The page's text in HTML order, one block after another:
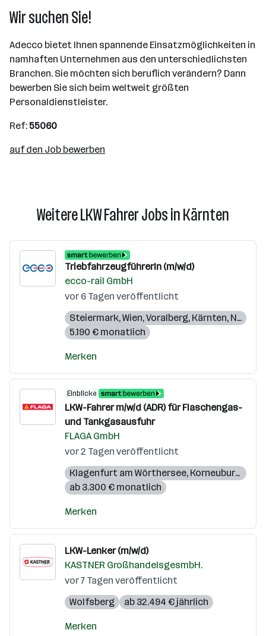
Wir suchen Sie!
Adecco bietet Ihnen spannende Einsatzmöglichkeiten in
namhaften Unternehmen aus den unterschiedlichsten
Branchen. Sie möchten sich beruflich verändern? Dann
bewerben Sie sich beim weltweit größten
Personaldienstleister.
Ref: 55060
auf den Job bewerben
Weitere LKW Fahrer Jobs in Kärnten
TriebfahrzeugführerIn (m/w/d)
ecco-rail GmbH
vor 6 Tagen veröffentlicht
Steiermark,Wien,Voralberg, Kärnten, Niederösterreich
5.190 € monatlich
Merken
Einblicke
LKW-Fahrer m/w/d (ADR) für Flaschengas-
und Tankgasausfuhr
FLAGA GmbH
vor 2 Tagen veröffentlicht
Klagenfurt am Wörthersee, Korneuburg Graz
ab 3.300 € monatlich
Merken
LKW-Lenker (m/w/d)
KASTNER GroßhandelsgesmbH.
vor 7 Tagen veröffentlicht
Wolfsberg
ab 32.494 € jährlich
Merken